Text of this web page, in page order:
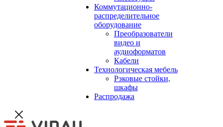
Коммутационно-
распределительное
оборудование
Преобразователи
видео и
аудиоформатов
Кабели
Технологическая мебель
Рэковые стойки,
шкафы
Распродажа